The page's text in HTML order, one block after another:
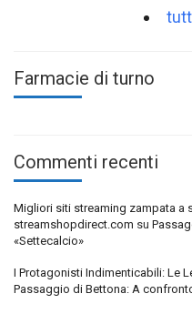
Farmacie di turno
Commenti recenti
Migliori siti streaming zampata a
streamshopdirect.com su
«Settecalcio»
I Protagonisti Indimenticabili: Le
Passaggio di Bettona: A